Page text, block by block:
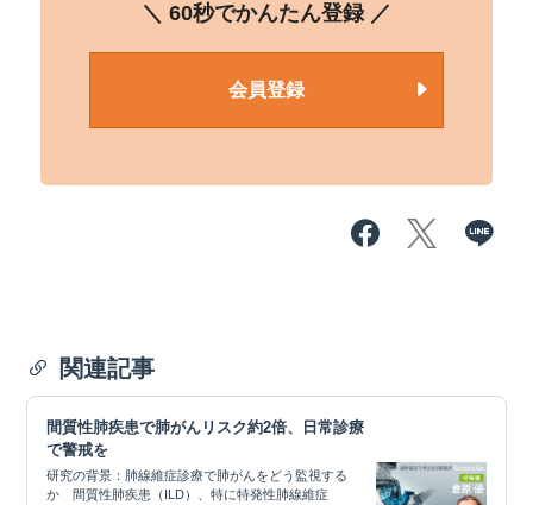
＼ 60秒でかんたん登録 ／
会員登録
関連記事
間質性肺疾患で肺がんリスク約2倍、日常診療
で警戒を
研究の背景：肺線維症診療で肺がんをどう監視する
か 間質性肺疾患（ILD）、特に特発性肺線維症